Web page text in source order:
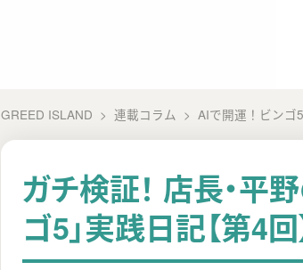
GREED ISLAND 連載コラム AIで開運！ビンゴ
ガチ検証！ 店長・平
ゴ5」実践日記【第4回